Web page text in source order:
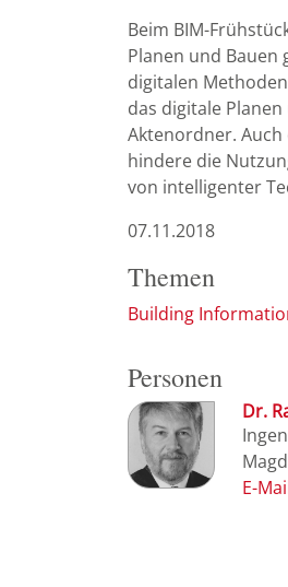
Beim BIM-
Planen und
digitalen
das digitale
Aktenordner.
hindere die
von intelligenter
07.11.2018
Themen
Building
Personen
Dr.